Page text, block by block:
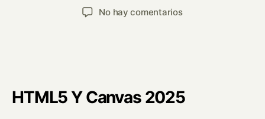
No hay comentarios
HTML5 Y Canvas 2025